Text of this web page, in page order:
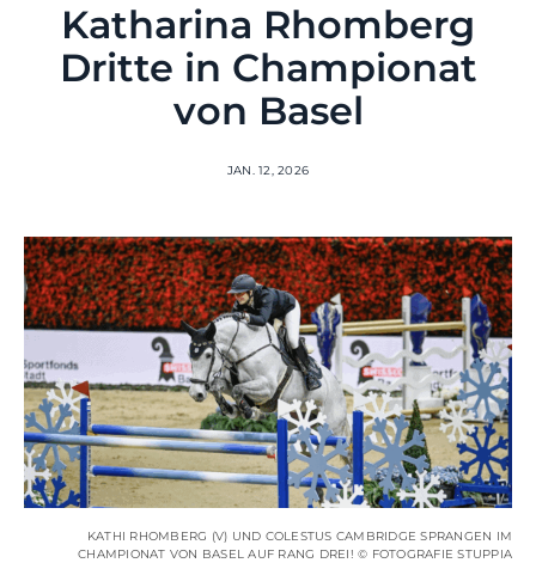
Katharina Rhomberg
Dritte in Championat
von Basel
JAN. 12, 2026
KATHI RHOMBERG (V) UND COLESTUS CAMBRIDGE SPRANGEN IM
CHAMPIONAT VON BASEL AUF RANG DREI! © FOTOGRAFIE STUPPIA